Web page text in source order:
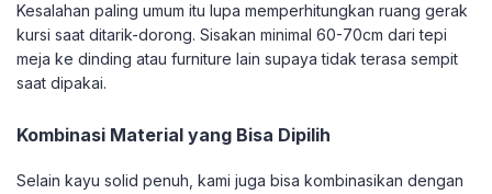
Kesalahan paling umum itu lupa memperhitungkan ruang gerak
kursi saat ditarik-dorong. Sisakan minimal 60-70cm dari tepi
meja ke dinding atau furniture lain supaya tidak terasa sempit
saat dipakai.
Kombinasi Material yang Bisa Dipilih
Selain kayu solid penuh, kami juga bisa kombinasikan dengan